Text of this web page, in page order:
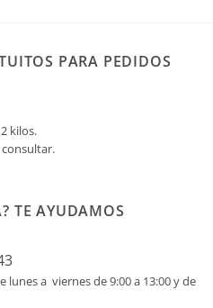
PARA PEDIDOS
kilos.
consultar.
TE AYUDAMOS
a viernes de 9:00 a 13:00 y de